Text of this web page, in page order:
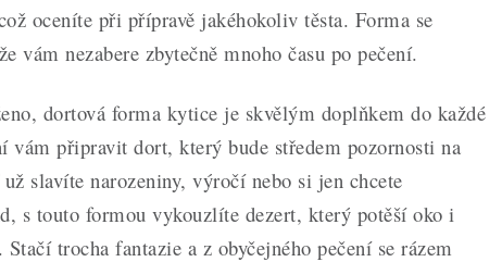
oceníte při přípravě jakéhokoliv těsta. Forma se
vám nezabere zbytečně mnoho času po pečení.
dortová forma kytice je skvělým doplňkem do každé
vám připravit dort, který bude středem pozornosti na
slavíte narozeniny, výročí nebo si jen chcete
s touto formou vykouzlíte dezert, který potěší oko i
Stačí trocha fantazie a z obyčejného pečení se rázem